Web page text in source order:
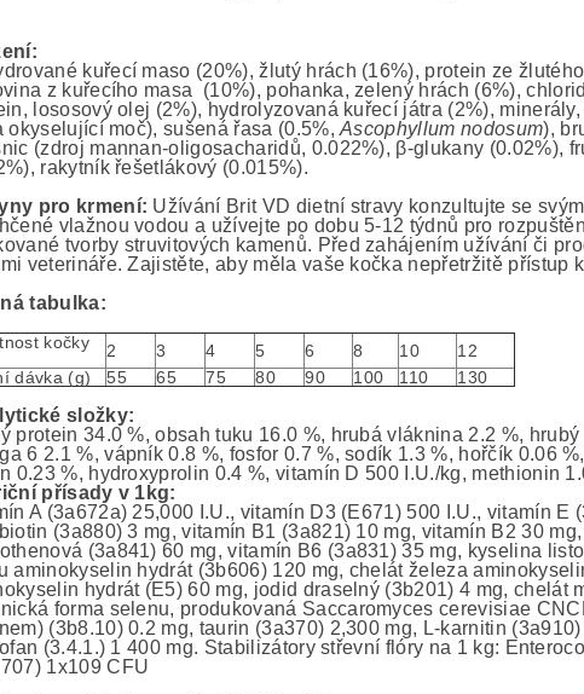
kuřecí maso (20%), žlutý hrách (16%), protein ze
z kuřecího masa (10%), pohanka, zelený hrách (6%),
lososový olej (2%), hydrolyzovaná kuřecí játra (2%),
okyselující moč), sušená řasa (0.5%,Ascophyllum nodosum),
(zdroj mannan-oligosacharidů, 0.022%), β-glukany (0.02%),
rakytník řešetlákový (0.015%).
pro krmení: Užívání Brit VD dietní stravy konzultujte se
vlažnou vodou a užívejte po dobu 5-12 týdnů pro
tvorby struvitových kamenů. Před zahájením užívání či
veterináře. Zajistěte, aby měla vaše kočka nepřetržitě přístup
tabulka:
kočky
2 3 4 5 6 8 10
12
dávka (g)
55 65 75 80 90 100 110 130
složky:
protein 34.0 %, obsah tuku 16.0 %, hrubá vláknina 2.2 %,
6 2.1 %, vápník 0.8 %, fosfor 0.7 %, sodík 1.3 %, hořčík 0.06
0.23 %, hydroxyprolin 0.4 %, vitamín D 500 I.U./kg, methionin
přísady v 1kg:
A (3a672a) 25,000 I.U., vitamín D3 (E671) 500 I.U., vitamín
(3a880) 3 mg, vitamín B1 (3a821) 10 mg, vitamín B2 30
(3a841) 60 mg, vitamín B6 (3a831) 35 mg, kyselina
aminokyselin hydrát (3b606) 120 mg, chelát železa
hydrát (E5) 60 mg, jodid draselný (3b201) 4 mg, chelát
forma selenu, produkovaná Saccaromyces cerevisiae
(3b8.10) 0.2 mg, taurin (3a370) 2,300 mg, L-karnitin
(3.4.1.) 1 400 mg. Stabilizátory střevní flóry na 1 kg:
1x109 CFU